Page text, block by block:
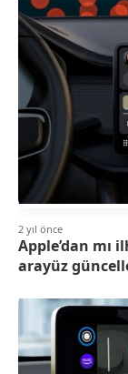
2 yıl önce
Apple’dan mı
arayüz